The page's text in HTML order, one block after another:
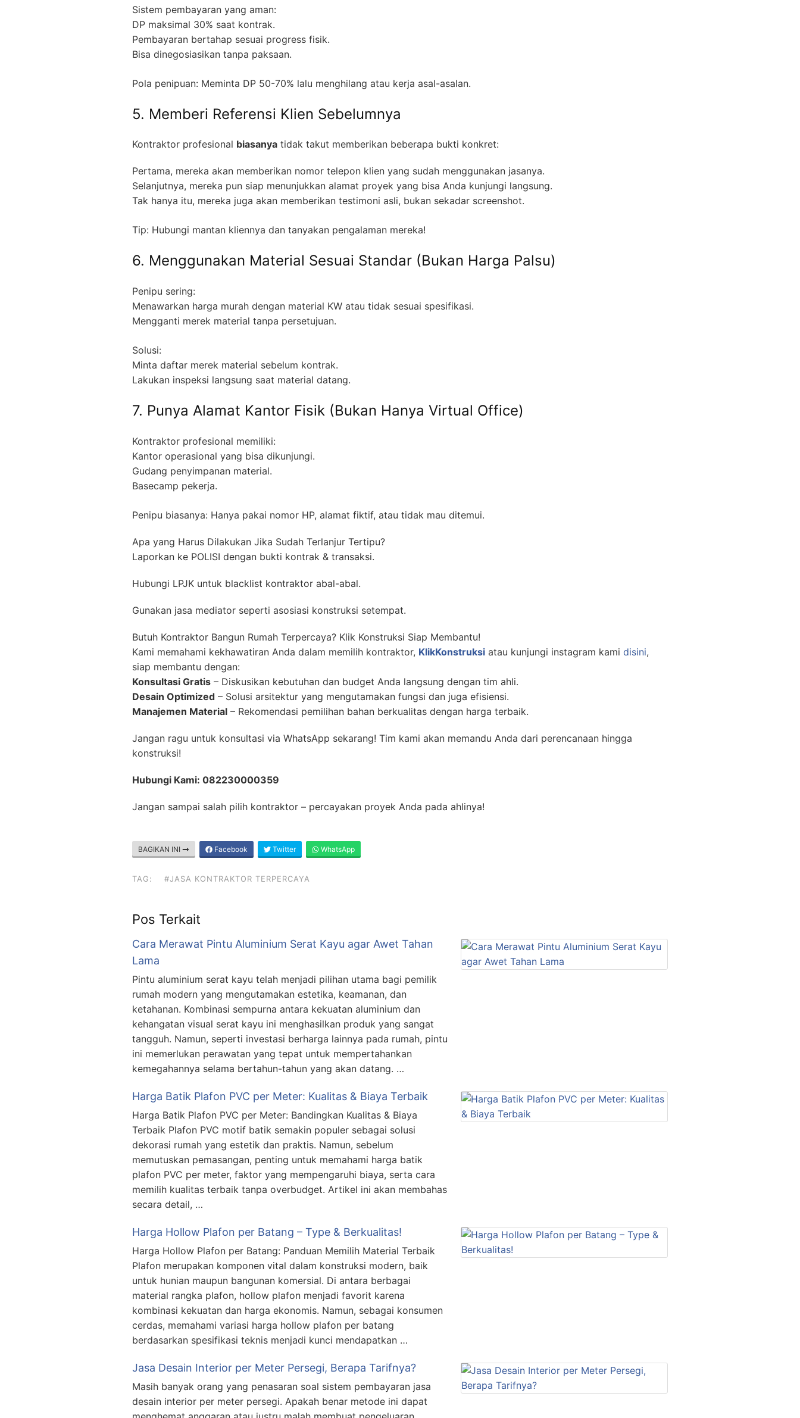
Sistem pembayaran yang aman:
DP maksimal 30% saat kontrak.
Pembayaran bertahap sesuai progress fisik.
Bisa dinegosiasikan tanpa paksaan.
Pola penipuan: Meminta DP 50-70% lalu menghilang atau kerja asal-asalan.
5. Memberi Referensi Klien Sebelumnya
Kontraktor profesional biasanya tidak takut memberikan beberapa bukti konkret:
Pertama, mereka akan memberikan nomor telepon klien yang sudah menggunakan jasanya.
Selanjutnya, mereka pun siap menunjukkan alamat proyek yang bisa Anda kunjungi langsung.
Tak hanya itu, mereka juga akan memberikan testimoni asli, bukan sekadar screenshot.
Tip: Hubungi mantan kliennya dan tanyakan pengalaman mereka!
6. Menggunakan Material Sesuai Standar (Bukan Harga Palsu)
Penipu sering:
Menawarkan harga murah dengan material KW atau tidak sesuai spesifikasi.
Mengganti merek material tanpa persetujuan.
Solusi:
Minta daftar merek material sebelum kontrak.
Lakukan inspeksi langsung saat material datang.
7. Punya Alamat Kantor Fisik (Bukan Hanya Virtual Office)
Kontraktor profesional memiliki:
Kantor operasional yang bisa dikunjungi.
Gudang penyimpanan material.
Basecamp pekerja.
Penipu biasanya: Hanya pakai nomor HP, alamat fiktif, atau tidak mau ditemui.
Apa yang Harus Dilakukan Jika Sudah Terlanjur Tertipu?
Laporkan ke POLISI dengan bukti kontrak & transaksi.
Hubungi LPJK untuk blacklist kontraktor abal-abal.
Gunakan jasa mediator seperti asosiasi konstruksi setempat.
Butuh Kontraktor Bangun Rumah Terpercaya? Klik Konstruksi Siap Membantu!
Kami memahami kekhawatiran Anda dalam memilih kontraktor, KlikKonstruksi atau kunjungi instagram kami disini,
siap membantu dengan:
Konsultasi Gratis – Diskusikan kebutuhan dan budget Anda langsung dengan tim ahli.
Desain Optimized – Solusi arsitektur yang mengutamakan fungsi dan juga efisiensi.
Manajemen Material – Rekomendasi pemilihan bahan berkualitas dengan harga terbaik.
Jangan ragu untuk konsultasi via WhatsApp sekarang! Tim kami akan memandu Anda dari perencanaan hingga
konstruksi!
Hubungi Kami: 082230000359
Jangan sampai salah pilih kontraktor – percayakan proyek Anda pada ahlinya!
BAGIKAN INI Facebook Twitter WhatsApp
TAG: #JASA KONTRAKTOR TERPERCAYA
Pos Terkait
Cara Merawat Pintu Aluminium Serat Kayu agar Awet Tahan
Lama
Pintu aluminium serat kayu telah menjadi pilihan utama bagi pemilik
rumah modern yang mengutamakan estetika, keamanan, dan
ketahanan. Kombinasi sempurna antara kekuatan aluminium dan
kehangatan visual serat kayu ini menghasilkan produk yang sangat
tangguh. Namun, seperti investasi berharga lainnya pada rumah, pintu
ini memerlukan perawatan yang tepat untuk mempertahankan
kemegahannya selama bertahun-tahun yang akan datang. …
Harga Batik Plafon PVC per Meter: Kualitas & Biaya Terbaik
Harga Batik Plafon PVC per Meter: Bandingkan Kualitas & Biaya
Terbaik Plafon PVC motif batik semakin populer sebagai solusi
dekorasi rumah yang estetik dan praktis. Namun, sebelum
memutuskan pemasangan, penting untuk memahami harga batik
plafon PVC per meter, faktor yang mempengaruhi biaya, serta cara
memilih kualitas terbaik tanpa overbudget. Artikel ini akan membahas
secara detail, …
Harga Hollow Plafon per Batang – Type & Berkualitas!
Harga Hollow Plafon per Batang: Panduan Memilih Material Terbaik
Plafon merupakan komponen vital dalam konstruksi modern, baik
untuk hunian maupun bangunan komersial. Di antara berbagai
material rangka plafon, hollow plafon menjadi favorit karena
kombinasi kekuatan dan harga ekonomis. Namun, sebagai konsumen
cerdas, memahami variasi harga hollow plafon per batang
berdasarkan spesifikasi teknis menjadi kunci mendapatkan …
Jasa Desain Interior per Meter Persegi, Berapa Tarifnya?
Masih banyak orang yang penasaran soal sistem pembayaran jasa
desain interior per meter persegi. Apakah benar metode ini dapat